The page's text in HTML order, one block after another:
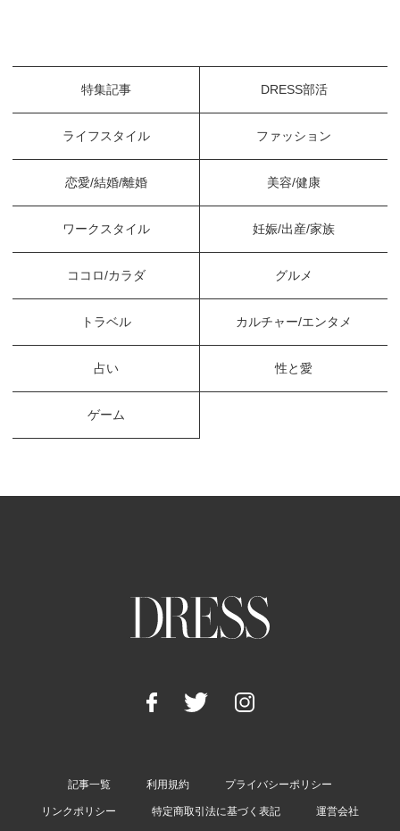
特集記事 DRESS部活
ライフスタイル ファッション
恋愛/結婚/離婚 美容/健康
ワークスタイル 妊娠/出産/家族
ココロ/カラダ グルメ
トラベル カルチャー/エンタメ
占い 性と愛
ゲーム
記事一覧 利用規約 プライバシーポリシー
リンクポリシー 特定商取引法に基づく表記 運営会社